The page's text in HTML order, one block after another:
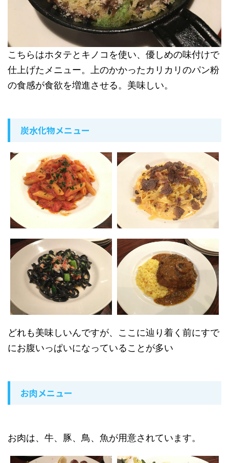
こちらはホタテとキノコを使い、優しめの味付けで
仕上げたメニュー。上のかかったカリカリのパン粉
の食感が食欲を増進させる。美味しい。
炭水化物メニュー
どれも美味しいんですが、ここに辿り着く前にすで
にお腹いっぱいになっていることが多い
お肉メニュー
お肉は、牛、豚、鳥、魚が用意されています。